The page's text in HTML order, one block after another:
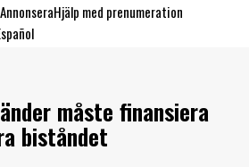
AnnonseraHjälp med prenumeration
måste finansiera
biståndet